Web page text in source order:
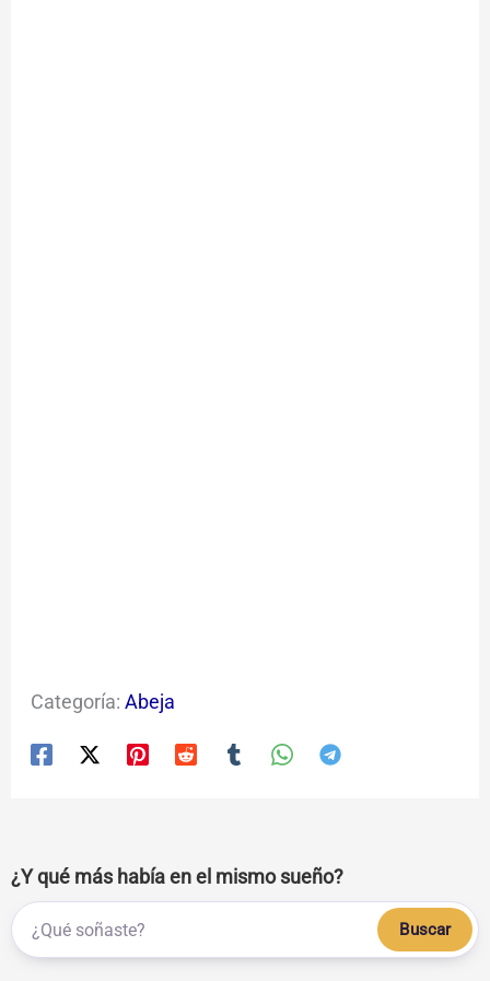
Categoría: Abeja
¿Y qué más había en el mismo sueño?
Buscar